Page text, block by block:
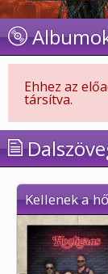
Ehhez az
társítva.
Kellenek a